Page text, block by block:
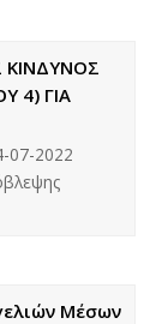
4) ΓΙΑ
07-2022
Μέσων